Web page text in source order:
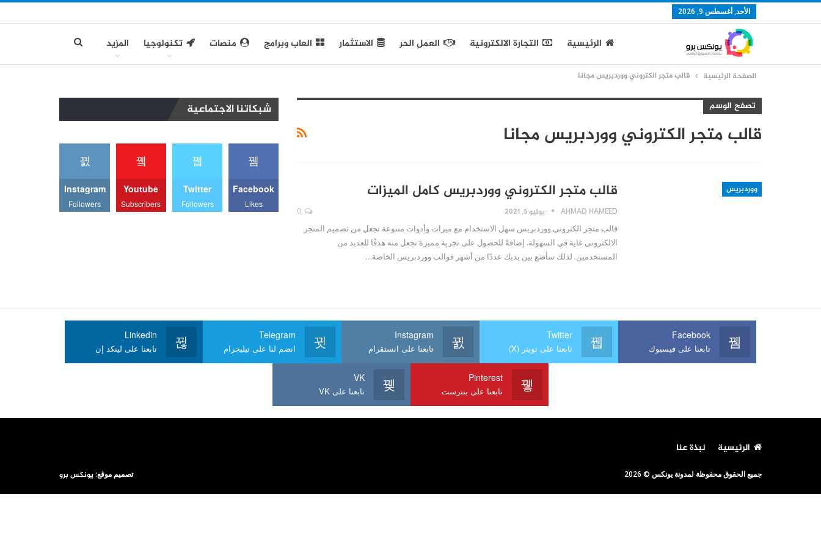
الأحد, أغسطس 9, 2026
الرئيسية التجارة الالكترونية العمل الحر الاستثمار العاب وبرامج منصات تكنولوجيا المزيد
الصفحة الرئيسية قالب متجر الكتروني ووردبريس مجانا
تصفح الوسم
قالب متجر الكتروني ووردبريس مجانا
ووردبريس قالب متجر الكتروني ووردبريس كامل الميزات
AHMAD HAMEED يوليو 5, 2021
قالب متجر الكتروني ووردبريس سهل الاستخدام مع ميزات وأدوات متنوعة تجعل من تصميم المتجر
الالكتروني غاية في السهولة. إضافةً للحصول على تجربة مميزة تجعل منه هدفًا للعديد من
المستخدمين. لذلك سأضع بين يديك عددًا من أشهر قوالب ووردبريس الخاصة…
شبكاتنا الاجتماعية
Facebook
Likes
Twitter
Followers
Youtube
Subscribers
Instagram
Followers
Facebook
تابعنا على فيسبوك
Twitter
تابعنا على تويتر (X)
Instagram
تابعنا على انستقرام
Telegram
انضم لنا على تيليجرام
Linkedin
تابعنا على لينكد إن
Pinterest
تابعنا على بنترست
VK
تابعنا على VK
الرئيسية نبذة عنا
جميع الحقوق محفوظة لمدونة يونكس © 2026 تصميم موقع: يونكس برو